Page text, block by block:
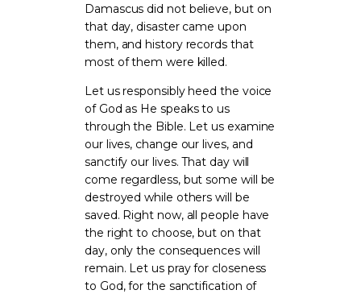
Damascus did not believe, but on
that day, disaster came upon
them, and history records that
most of them were killed.
Let us responsibly heed the voice
of God as He speaks to us
through the Bible. Let us examine
our lives, change our lives, and
sanctify our lives. That day will
come regardless, but some will be
destroyed while others will be
saved. Right now, all people have
the right to choose, but on that
day, only the consequences will
remain. Let us pray for closeness
to God, for the sanctification of